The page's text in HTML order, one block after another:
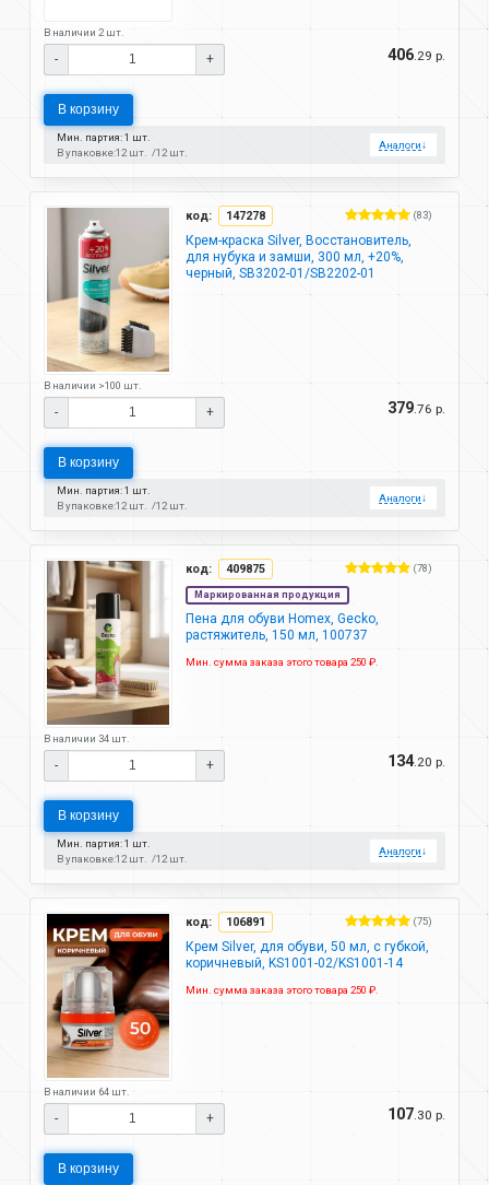
В наличии 2 шт.
- + 406 .29 р.
В корзину
Мин. партия: 1 шт.
В упаковке:12 шт. 12 шт.
Аналоги↓
код: 147278 (83)
Крем-краска Silver, Восстановитель,
для нубука и замши, 300 мл, +20%,
черный, SB3202-01/SB2202-01
В наличии >100 шт.
- + 379 .76 р.
В корзину
Мин. партия: 1 шт.
В упаковке:12 шт. 12 шт.
Аналоги↓
код: 409875 (78)
Маркированная продукция
Пена для обуви Homex, Gecko,
растяжитель, 150 мл, 100737
Мин. сумма заказа этого товара 250 ₽.
В наличии 34 шт.
- + 134.20 р.
В корзину
Мин. партия: 1 шт.
В упаковке:12 шт. 12 шт.
Аналоги↓
код: 106891 (75)
Крем Silver, для обуви, 50 мл, с губкой,
коричневый, KS1001-02/KS1001-14
Мин. сумма заказа этого товара 250 ₽.
В наличии 64 шт.
- + 107 .30 р.
В корзину